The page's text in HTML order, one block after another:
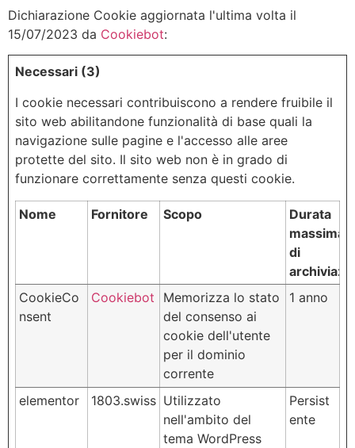
Dichiarazione Cookie aggiornata l'ultima volta il
15/07/2023 da Cookiebot:
Necessari (3)
I cookie necessari contribuiscono a rendere fruibile il
sito web abilitandone funzionalità di base quali la
navigazione sulle pagine e l'accesso alle aree
protette del sito. Il sito web non è in grado di
funzionare correttamente senza questi cookie.
Nome Fornitore Scopo
Durata
massima
di
CookieCo
nsent
Cookiebot
Memorizza lo stato
del consenso ai
cookie dell'utente
per il dominio
corrente
1 anno
elementor 1803.swiss Utilizzato
nell'ambito del
tema WordPress
Persist
ente